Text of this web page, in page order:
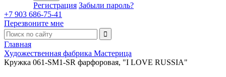
Регистрация Забыли пароль?
+7 903 686-75-41
Перезвоните мне
Главная
Художественная фабрика Мастерица
Кружка 061-SM1-SR фарфоровая, "I LOVE RUSSIA"